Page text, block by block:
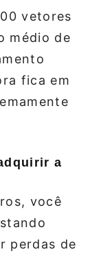
vetores
médio de
fica em
a
você
perdas de